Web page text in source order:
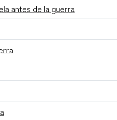
antes de la guerra